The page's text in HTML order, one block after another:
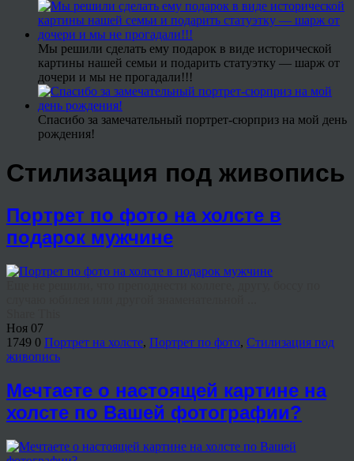
Мы решили сделать ему подарок в виде исторической
картины нашей семьи и подарить статуэтку — шарж от
дочери и мы не прогадали!!!
Спасибо за замечательный портрет-сюрприз на мой день
рождения!
Стилизация под живопись
Портрет по фото на холсте в
подарок мужчине
Ноя 07
1749 0 Портрет на холсте, Портрет по фото, Стилизация под
живопись
Мечтаете о настоящей картине на
холсте по Вашей фотографии?